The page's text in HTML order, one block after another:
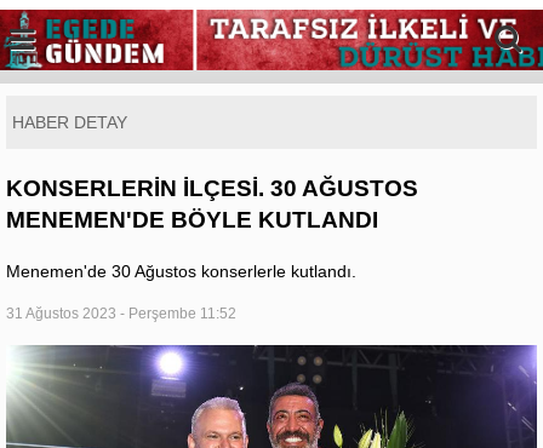
HABER DETAY
KONSERLERİN İLÇESİ. 30 AĞUSTOS
MENEMEN'DE BÖYLE KUTLANDI
Menemen'de 30 Ağustos konserlerle kutlandı.
31 Ağustos 2023 - Perşembe 11:52